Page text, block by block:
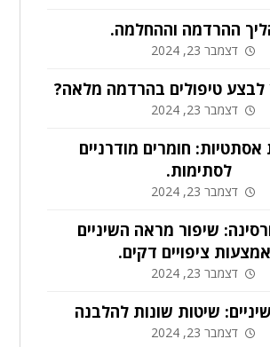
ההרדמה וההחלמה.
דצמבר 23, 2024
לבצע טיפולים בהרדמה מלאה?
דצמבר 23, 2024
חומרים מודרניים
לסתימות.
דצמבר 23, 2024
שיפור מראה השיניים
ציפויים דקים.
דצמבר 23, 2024
שיטות שונות להלבנה
דצמבר 23, 2024